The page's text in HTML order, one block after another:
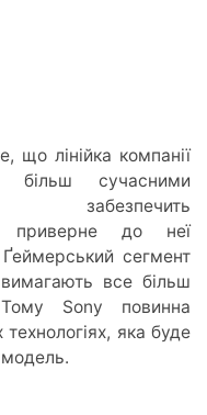
що лінійка компанії
сучасними
приверне до неї
сегмент
все більш
Тому Sony повинна
яка буде